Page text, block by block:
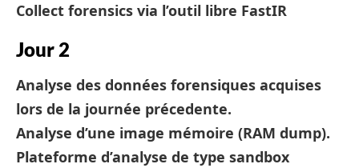
Collect forensics via l’outil libre FastIR
Jour 2
Analyse des données forensiques acquises
lors de la journée précedente.
Analyse d’une image mémoire (RAM dump).
Plateforme d’analyse de type sandbox